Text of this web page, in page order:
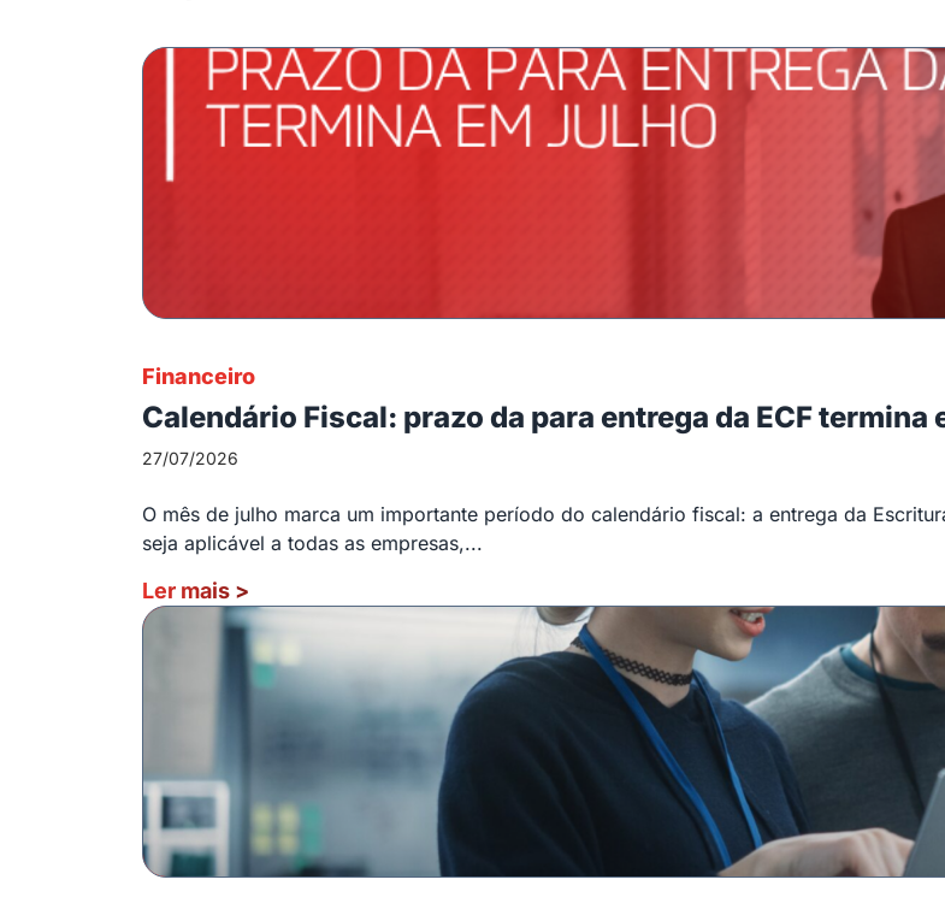
Financeiro
Calendário Fiscal: prazo da para entrega da ECF termina
27/07/2026
O mês de julho marca um importante período do calendário fiscal: a entrega da
seja aplicável a todas as empresas,...
Ler mais >